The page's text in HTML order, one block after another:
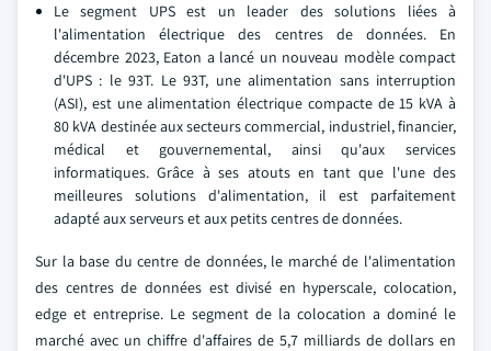
Le segment UPS est un leader des solutions liées à
l'alimentation électrique des centres de données. En
décembre 2023, Eaton a lancé un nouveau modèle compact
d'UPS : le 93T. Le 93T, une alimentation sans interruption
(ASI), est une alimentation électrique compacte de 15 kVA à
80 kVA destinée aux secteurs commercial, industriel, financier,
médical et gouvernemental, ainsi qu'aux services
informatiques. Grâce à ses atouts en tant que l'une des
meilleures solutions d'alimentation, il est parfaitement
adapté aux serveurs et aux petits centres de données.
Sur la base du centre de données, le marché de l'alimentation
des centres de données est divisé en hyperscale, colocation,
edge et entreprise. Le segment de la colocation a dominé le
marché avec un chiffre d'affaires de 5,7 milliards de dollars en